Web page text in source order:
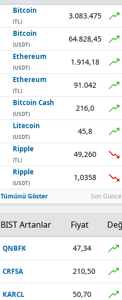
Isparta
Mersin
İstanbul
İzmir
Kastamonu
Kayseri
Kırklareli
Kırşehir
Kocaeli
Kütahya
Malatya
Manisa
Bitcoin
(TL)
3.083.475
Bitcoin
(USDT)
64.828,45
Ethereum
(USDT)
1.914,18
Ethereum
(TL)
91.042
Bitcoin Cash
(USDT)
216,0
Litecoin
(USDT)
45,8
Ripple
(TL)
49,260
Ripple
(USDT)
1,0358
Tümünü Göster Son
BIST Artanlar Fiyat
QNBFK 47,34
CRFSA 210,50
KARCL 50,70